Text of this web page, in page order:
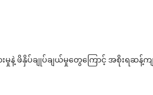
မှုနဲ့ ဖိနှိပ်ချုပ်ချယ်မှုတွေကြောင့် အစိုးရဆန့်